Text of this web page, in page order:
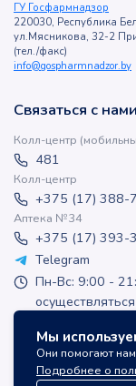
Мы
Они помогают
Подробнее о
ГУ Госфармнадзор
220030, Республика
ул.Мясникова, 32-2
(тел./факс)
info@gospharmnadzor.by
Связаться с нами
Колл-центр
481
Колл-центр
+375 (17) 388-
Аптека №34
+375 (17) 393-
Telegram
Пн-Вс: 9:00 -
inlek_apteka
inlek_apteka